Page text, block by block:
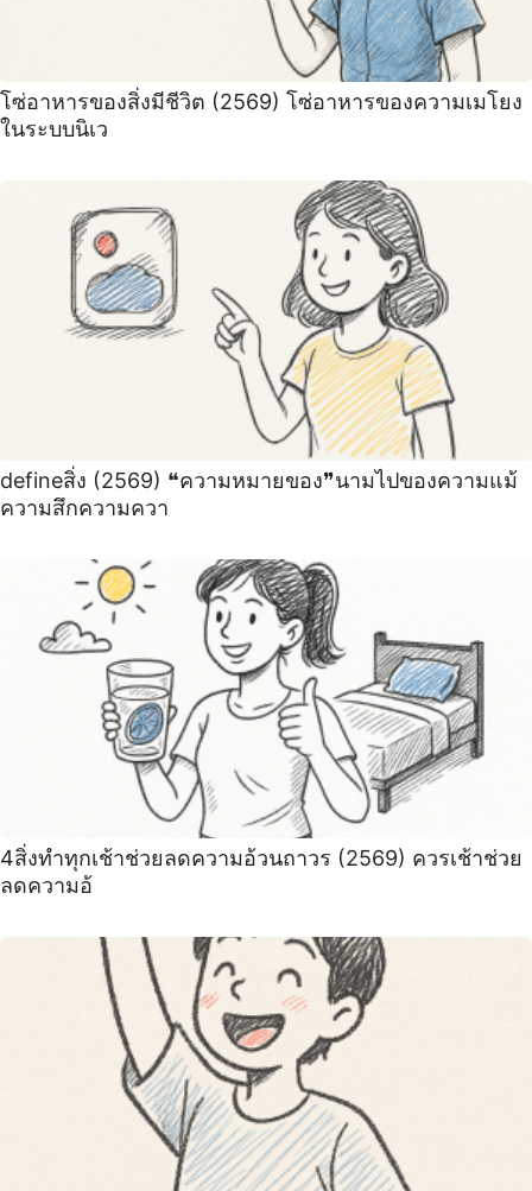
โซ่อาหารของสิ่งมีชีวิต (2569) โซ่อาหารของความเมโยง
ในระบบนิเว
defineสิ่ง (2569) ❝ความหมายของ❞นามไปของความแม้
ความสึกความควา
4สิ่งทําทุกเช้าช่วยลดความอ้วนถาวร (2569) ควรเช้าช่วย
ลดความอ้